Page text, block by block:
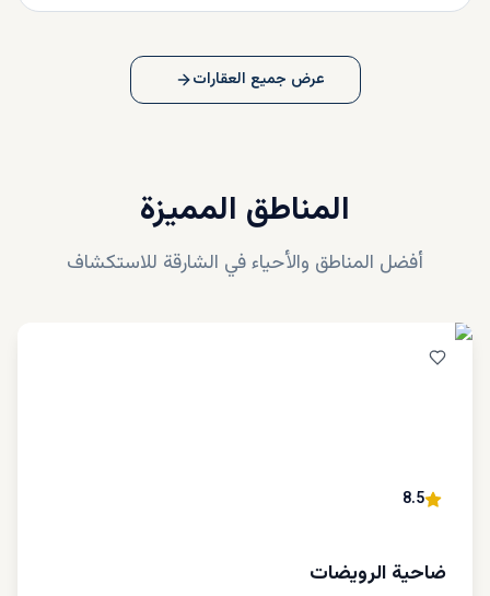
عرض جميع العقارات
المناطق المميزة
أفضل المناطق والأحياء في الشارقة للاستكشاف
8.5
ضاحية الرويضات